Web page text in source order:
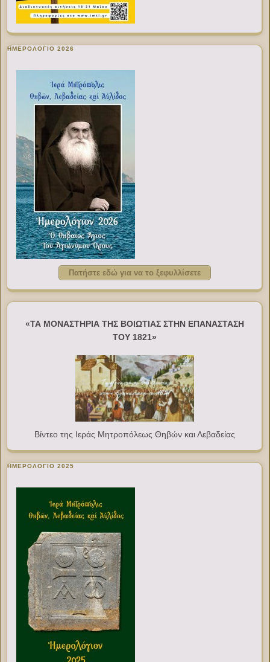
ΗΜΕΡΟΛΟΓΙΟ 2026
Πατήστε εδώ για να το ξεφυλλίσετε
«ΤΑ ΜΟΝΑΣΤΗΡΙΑ ΤΗΣ ΒΟΙΩΤΙΑΣ ΣΤΗΝ ΕΠΑΝΑΣΤΑΣΗ
ΤΟΥ 1821»
Βίντεο της Ιεράς Μητροπόλεως Θηβών και Λεβαδείας
ΗΜΕΡΟΛΟΓΙΟ 2025